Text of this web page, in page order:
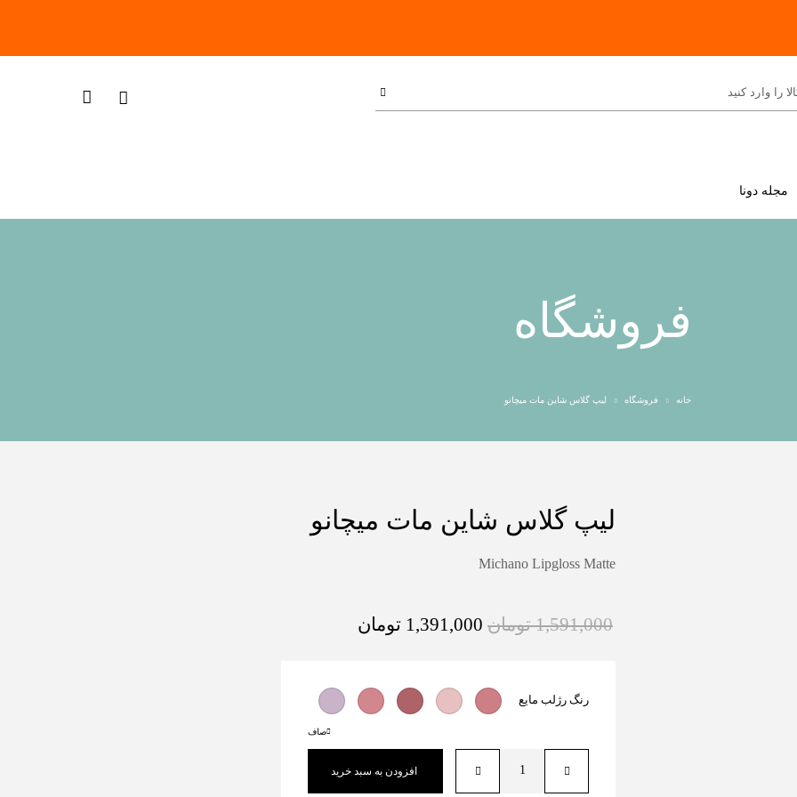
مجله دونا
فروشگاه
خانه فروشگاه لیپ گلاس شاین مات میچانو
لیپ گلاس شاین مات میچانو
Michano Lipgloss Matte
1,591,000 تومان 1,391,000 تومان
رنگ رژلب مایع
صاف
افزودن به سبد خرید